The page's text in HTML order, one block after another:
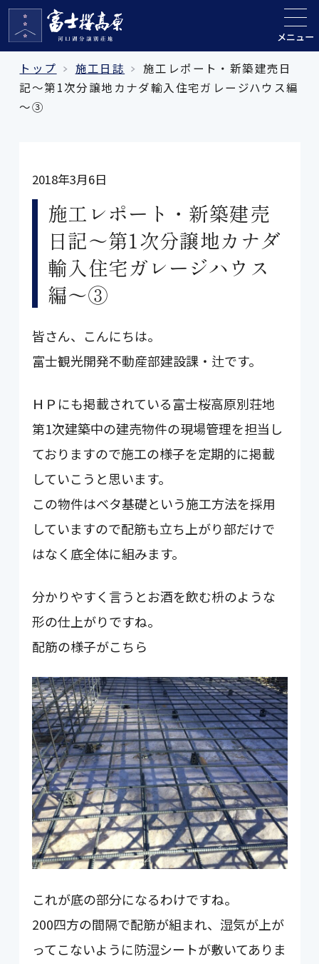
メニュー
トップ 施工日誌
施工レポート・新築建売日
記～第1次分譲地カナダ輸入住宅ガレージハウス編
～③
2018年3月6日
施工レポート・新築建売
日記～第1次分譲地カナダ
輸入住宅ガレージハウス
編～③
皆さん、こんにちは。
富士観光開発不動産部建設課・辻です。
ＨＰにも掲載されている富士桜高原別荘地
第1次建築中の建売物件の現場管理を担当し
ておりますので施工の様子を定期的に掲載
していこうと思います。
この物件はベタ基礎という施工方法を採用
していますので配筋も立ち上がり部だけで
はなく底全体に組みます。
分かりやすく言うとお酒を飲む枡のような
形の仕上がりですね。
配筋の様子がこちら
これが底の部分になるわけですね。
200四方の間隔で配筋が組まれ、湿気が上が
ってこないように防湿シートが敷いてありま